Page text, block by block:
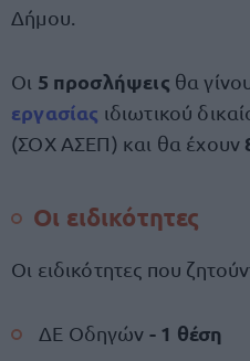
Δήμου.
Οι 5 προσλήψεις θα
εργασίας ιδιωτικού
(ΣΟΧ ΑΣΕΠ) και θα έχουν
Οι ειδικότητες
Οι ειδικότητες που
ΔΕ Οδηγών - 1 θέση